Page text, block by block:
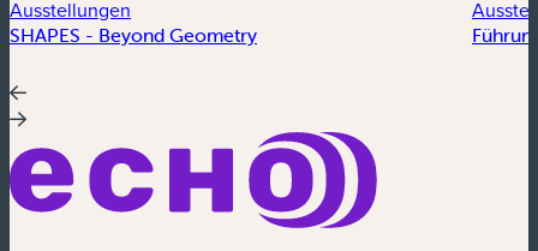
Ausstellungen
SHAPES - Beyond Geometry